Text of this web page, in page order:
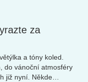
za
a tóny koled.
do vánoční atmosféry
již nyní. Někde